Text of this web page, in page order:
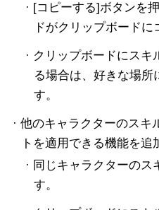
· [コピーする]ボタンを
ドがクリップボードに
· クリップボードにス
る場合は、好きな場所
す。
· 他のキャラクターのスキ
トを適用できる機能を追
· 同じキャラクターのス
す。